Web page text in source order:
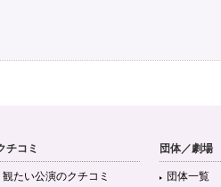
チコミ
観たい公演のクチコミ
団体／劇場
団体一覧